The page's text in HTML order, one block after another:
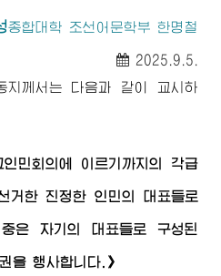
종합대학 조선어문학부 한명철
2025.9.5.
지께서 는 다음과 같이 교시하
인민회의에 이르기까지의 각급
거한 진정한 인민의 대표들로
중은 자기의 대표들로 구성된
을 행사합니다.》